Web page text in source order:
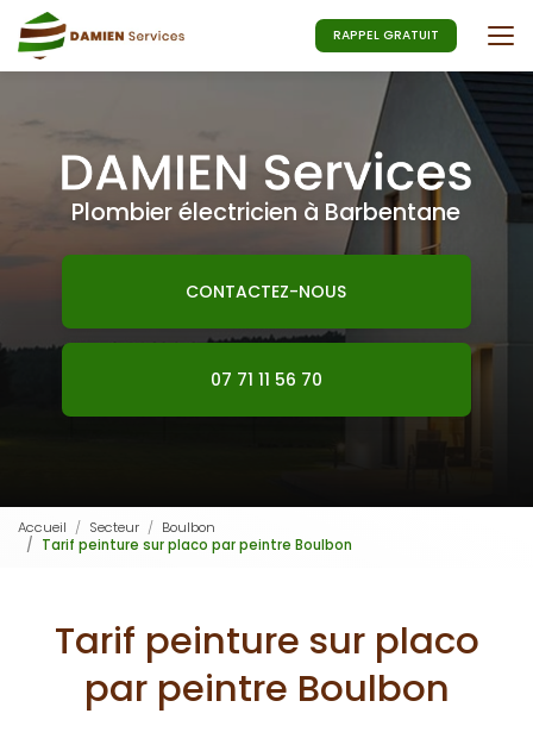
au
contenu
principal
RAPPEL GRATUIT
Plombier électricien à Barbentane
CONTACTEZ-NOUS
07 71 11 56 70
Accueil Secteur
Boulbon
Tarif peinture sur placo par peintre Boulbon
Tarif peinture sur placo
par peintre Boulbon